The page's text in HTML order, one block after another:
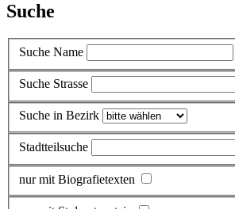
Suche
Suche Name
Suche Strasse
Suche in Bezirk
Stadtteilsuche
nur mit Biografietexten